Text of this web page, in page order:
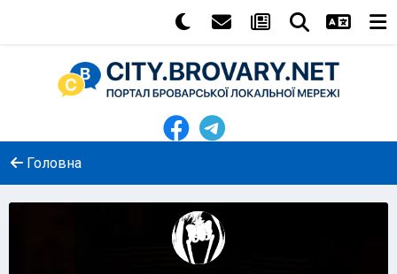
Головна